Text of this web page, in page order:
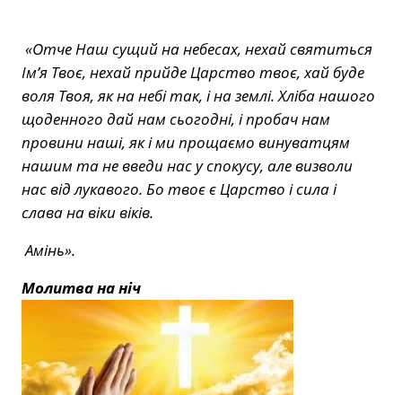
«Отче Наш сущий на небесах, нехай святиться
Ім’я Твоє, нехай прийде Царство твоє, хай буде
воля Твоя, як на небі так, і на землі. Хліба нашого
щоденного дай нам сьогодні, і пробач нам
провини наші, як і ми прощаємо винуватцям
нашим та не введи нас у спокусу, але визволи
нас від лукавого. Бо твоє є Царство і сила і
слава на віки віків.
Амінь».
Молитва на ніч